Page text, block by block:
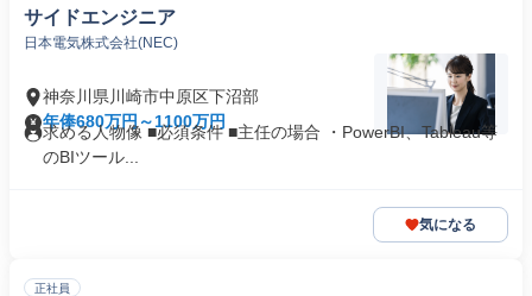
サイドエンジニア
日本電気株式会社(NEC)
神奈川県川崎市中原区下沼部
年俸680万円～1100万円
求める人物像 ■必須条件 ■主任の場合 ・PowerBI、Tableau等
のBIツール...
気になる
正社員